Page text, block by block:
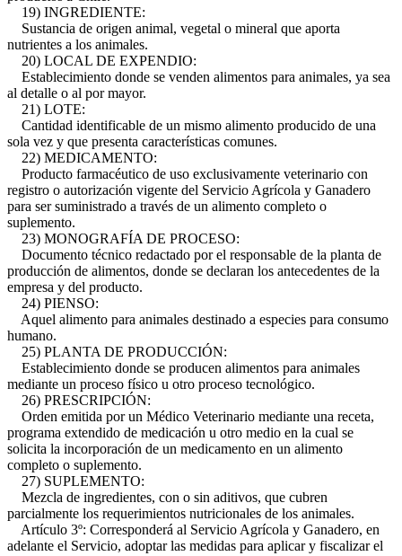
19) INGREDIENTE:
Sustancia de origen animal, vegetal o mineral que aporta
nutrientes a los animales.
20) LOCAL DE EXPENDIO:
Establecimiento donde se venden alimentos para animales, ya sea
al detalle o al por mayor.
21) LOTE:
Cantidad identificable de un mismo alimento producido de una
sola vez y que presenta características comunes.
22) MEDICAMENTO:
Producto farmacéutico de uso exclusivamente veterinario con
registro o autorización vigente del Servicio Agrícola y Ganadero
para ser suministrado a través de un alimento completo o
suplemento.
23) MONOGRAFÍA DE PROCESO:
Documento técnico redactado por el responsable de la planta de
producción de alimentos, donde se declaran los antecedentes de la
empresa y del producto.
24) PIENSO:
Aquel alimento para animales destinado a especies para consumo
humano.
25) PLANTA DE PRODUCCIÓN:
Establecimiento donde se producen alimentos para animales
mediante un proceso físico u otro proceso tecnológico.
26) PRESCRIPCIÓN:
Orden emitida por un Médico Veterinario mediante una receta,
programa extendido de medicación u otro medio en la cual se
solicita la incorporación de un medicamento en un alimento
completo o suplemento.
27) SUPLEMENTO:
Mezcla de ingredientes, con o sin aditivos, que cubren
parcialmente los requerimientos nutricionales de los animales.
Artículo 3º: Corresponderá al Servicio Agrícola y Ganadero, en
adelante el Servicio, adoptar las medidas para aplicar y fiscalizar el